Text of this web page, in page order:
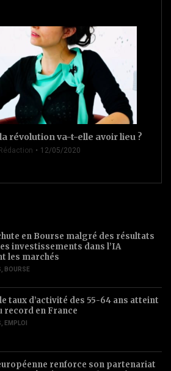
révolution va-t-elle avoir lieu ?
12/05/2020
en Bourse malgré des résultats
investissements dans l’IA
les marchés
BOURSE
taux d’activité des 55-64 ans atteint
record en France
EMPLOI
renforce son partenariat